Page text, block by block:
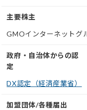
主要株主
GMOインターネットグ
政府・自治体からの認
定
DX認定（経済産業省）
加盟団体/各種届出